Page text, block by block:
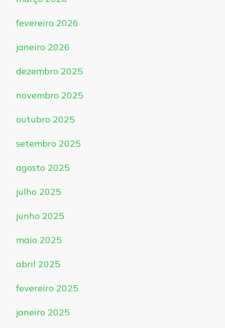
fevereiro 2026
janeiro 2026
dezembro 2025
novembro 2025
outubro 2025
setembro 2025
agosto 2025
julho 2025
junho 2025
maio 2025
abril 2025
fevereiro 2025
janeiro 2025